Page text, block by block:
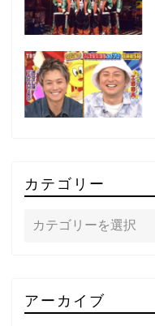
カテゴリー
アーカイブ